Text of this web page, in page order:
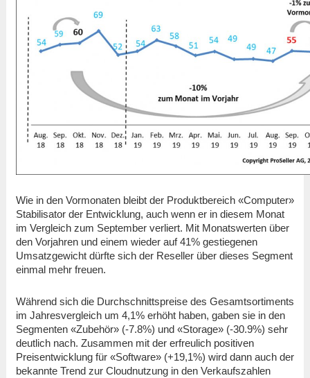
Wie in den Vormonaten bleibt der Produktbereich «Computer»
Stabilisator der Entwicklung, auch wenn er in diesem Monat
im Vergleich zum September verliert. Mit Monatswerten über
den Vorjahren und einem wieder auf 41% gestiegenen
Umsatzgewicht dürfte sich der Reseller über dieses Segment
einmal mehr freuen.
Während sich die Durchschnittspreise des Gesamtsortiments
im Jahresvergleich um 4,1% erhöht haben, gaben sie in den
Segmenten «Zubehör» (-7.8%) und «Storage» (-30.9%) sehr
deutlich nach. Zusammen mit der erfreulich positiven
Preisentwicklung für «Software» (+19,1%) wird dann auch der
bekannte Trend zur Cloudnutzung in den Verkaufszahlen